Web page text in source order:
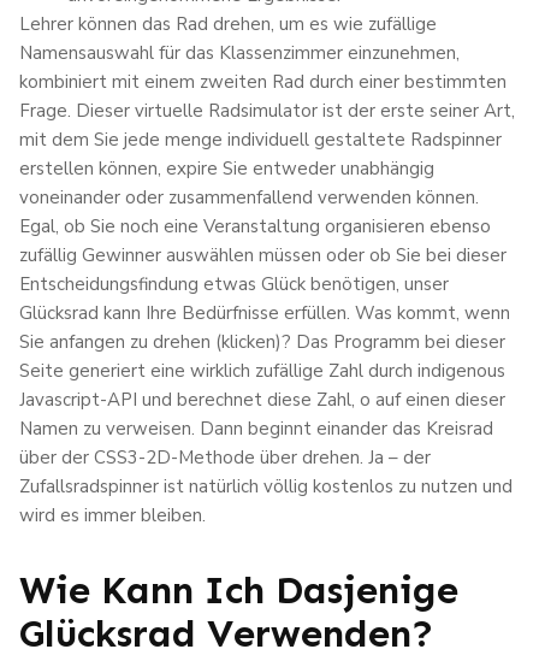
Lehrer können das Rad drehen, um es wie zufällige
Namensauswahl für das Klassenzimmer einzunehmen,
kombiniert mit einem zweiten Rad durch einer bestimmten
Frage. Dieser virtuelle Radsimulator ist der erste seiner Art,
mit dem Sie jede menge individuell gestaltete Radspinner
erstellen können, expire Sie entweder unabhängig
voneinander oder zusammenfallend verwenden können.
Egal, ob Sie noch eine Veranstaltung organisieren ebenso
zufällig Gewinner auswählen müssen oder ob Sie bei dieser
Entscheidungsfindung etwas Glück benötigen, unser
Glücksrad kann Ihre Bedürfnisse erfüllen. Was kommt, wenn
Sie anfangen zu drehen (klicken)? Das Programm bei dieser
Seite generiert eine wirklich zufällige Zahl durch indigenous
Javascript-API und berechnet diese Zahl, o auf einen dieser
Namen zu verweisen. Dann beginnt einander das Kreisrad
über der CSS3-2D-Methode über drehen. Ja – der
Zufallsradspinner ist natürlich völlig kostenlos zu nutzen und
wird es immer bleiben.
Wie Kann Ich Dasjenige
Glücksrad Verwenden?